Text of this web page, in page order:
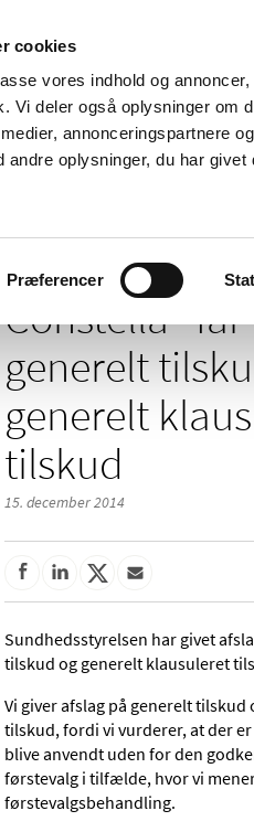
cookies
vores indhold og
Vi deler også oplysninger om
annonceringspartnere
andre oplysninger, du har
Præferencer
og
Tilskud og
Constella®
generelt
generelt
tilskud
15. december 2014
Sundhedsstyrelsen har givet
tilskud og generelt klausuleret
Vi giver afslag på generelt
tilskud, fordi vi vurderer, at der
blive anvendt uden for den
førstevalg i tilfælde, hvor vi
førstevalgsbehandling.